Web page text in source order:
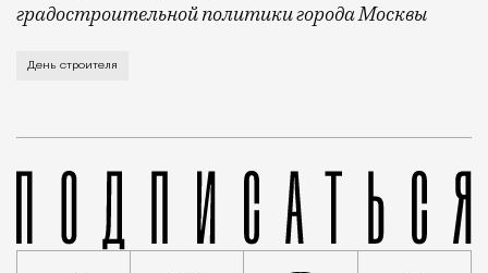
градостроительной политики города Москвы
В этом году профессиональный праздник День
День строителя